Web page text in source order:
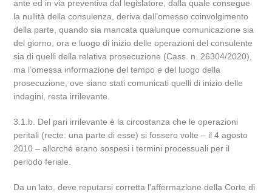
ante ed in via preventiva dal legislatore, dalla quale consegue
la nullità della consulenza, deriva dall’omesso coinvolgimento
della parte, quando sia mancata qualunque comunicazione sia
del giorno, ora e luogo di inizio delle operazioni del consulente
sia di quelli della relativa prosecuzione (Cass. n. 26304/2020),
ma l’omessa informazione del tempo e del luogo della
prosecuzione, ove siano stati comunicati quelli di inizio delle
indagini, resta irrilevante.
3.1.b. Del pari irrilevante è la circostanza che le operazioni
peritali (recte: una parte di esse) si fossero volte – il 4 agosto
2010 – allorché erano sospesi i termini processuali per il
periodo feriale.
Da un lato, deve reputarsi corretta l’affermazione della Corte di